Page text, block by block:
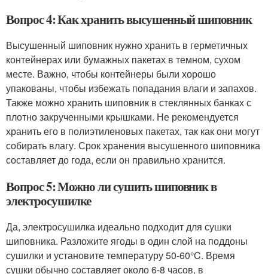
Вопрос 4: Как хранить высушенный шиповник
Высушенный шиповник нужно хранить в герметичных
контейнерах или бумажных пакетах в темном, сухом
месте. Важно, чтобы контейнеры были хорошо
упакованы, чтобы избежать попадания влаги и запахов.
Также можно хранить шиповник в стеклянных банках с
плотно закрученными крышками. Не рекомендуется
хранить его в полиэтиленовых пакетах, так как они могут
собирать влагу. Срок хранения высушенного шиповника
составляет до года, если он правильно хранится.
Вопрос 5: Можно ли сушить шиповник в
электросушилке
Да, электросушилка идеально подходит для сушки
шиповника. Разложите ягоды в один слой на поддоны
сушилки и установите температуру 50-60°C. Время
сушки обычно составляет около 6-8 часов, в